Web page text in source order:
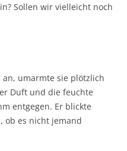
Sollen wir vielleicht noch
umarmte sie plötzlich
Duft und die feuchte
entgegen. Er blickte
ob es nicht jemand